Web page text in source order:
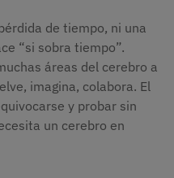
de tiempo, ni una
“si sobra tiempo”.
áreas del cerebro a
imagina, colabora. El
y probar sin
un cerebro en